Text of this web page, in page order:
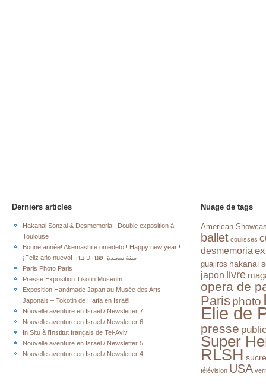
Derniers articles
Hakanai Sonzai & Desmemoria : Double exposition à
Toulouse
Bonne année! Akemashite omedetō ! Happy new year !
¡Feliz año nuevo! !سنة سعيدة! שנה טובה
Paris Photo Paris
Presse Exposition Tikotin Museum
Exposition Handmade Japan au Musée des Arts
Japonais – Tokotin de Haïfa en Israël
Nouvelle aventure en Israel / Newsletter 7
Nouvelle aventure en Israel / Newsletter 6
In Situ à l’Institut français de Tel-Aviv
Nouvelle aventure en Israel / Newsletter 5
Nouvelle aventure en Israel / Newsletter 4
Nuage de tags
American
ballet coulisses
desmemoria
guajiros hakanai
japon livre
opera de
Paris photo
Elie de
presse
Super
RLSH sucre
télévision USA